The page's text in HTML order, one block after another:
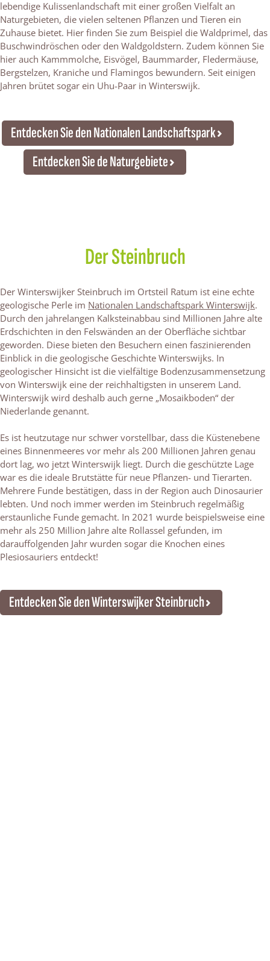
lebendige Kulissenlandschaft mit einer großen Vielfalt an
Naturgebieten, die vielen seltenen Pflanzen und Tieren ein
Zuhause bietet. Hier finden Sie zum Beispiel die Waldprimel, das
Buschwindröschen oder den Waldgoldstern. Zudem können Sie
hier auch Kammmolche, Eisvögel, Baummarder, Fledermäuse,
Bergstelzen, Kraniche und Flamingos bewundern. Seit einigen
Jahren brütet sogar ein Uhu-Paar in Winterswijk.
Entdecken Sie den Nationalen Landschaftspark
Entdecken Sie de Naturgebiete
Der Steinbruch
Der Winterswijker Steinbruch im Ortsteil Ratum ist eine echte
geologische Perle im Nationalen Landschaftspark Winterswijk.
Durch den jahrelangen Kalksteinabbau sind Millionen Jahre alte
Erdschichten in den Felswänden an der Oberfläche sichtbar
geworden. Diese bieten den Besuchern einen faszinierenden
Einblick in die geologische Geschichte Winterswijks. In
geologischer Hinsicht ist die vielfältige Bodenzusammensetzung
von Winterswijk eine der reichhaltigsten in unserem Land.
Winterswijk wird deshalb auch gerne „Mosaikboden“ der
Niederlande genannt.
Es ist heutzutage nur schwer vorstellbar, dass die Küstenebene
eines Binnenmeeres vor mehr als 200 Millionen Jahren genau
dort lag, wo jetzt Winterswijk liegt. Durch die geschützte Lage
war es die ideale Brutstätte für neue Pflanzen- und Tierarten.
Mehrere Funde bestätigen, dass in der Region auch Dinosaurier
lebten. Und noch immer werden im Steinbruch regelmäßig
erstaunliche Funde gemacht. In 2021 wurde beispielsweise eine
mehr als 250 Million Jahre alte Rollassel gefunden, im
darauffolgenden Jahr wurden sogar die Knochen eines
Plesiosauriers entdeckt!
Entdecken Sie den Winterswijker Steinbruch